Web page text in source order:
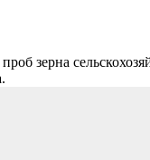
зерна